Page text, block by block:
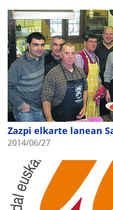
Zazpi elkarte lanean
2014/06/27